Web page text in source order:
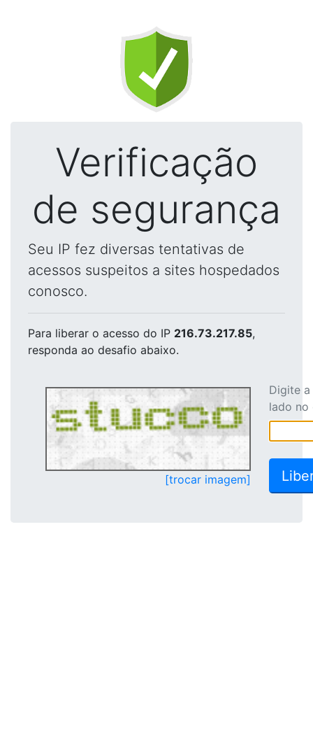
Verificação
de segurança
Seu IP fez diversas tentativas de
acessos suspeitos a sites hospedados
conosco.
Para liberar o acesso do IP 216.73.217.85,
responda ao desafio abaixo.
[trocar imagem]
Digite
lado no